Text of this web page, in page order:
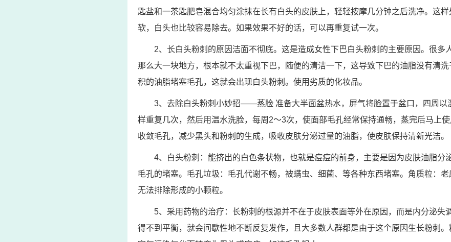
匙盐和一茶匙肥皂混合均匀涂抹在长有白头的皮肤上，轻轻按摩几分钟之后洗净。这
软，白头也比较容易除去。如果效果不好的话，可以再重复试一次。
2、长白头粉刺的原因洁面不彻底。这是造成女性下巴白头粉刺的主要原因。很多
那么大一块地方，根本就不太重视下巴，随便的清洁一下，这导致下巴的油脂没有清
积的油脂堵塞毛孔，这就会出现白头粉刺。使用劣质的化妆品。
3、去除白头粉刺小妙招——蒸脸 准备大半面盆热水，屏气将脸置于盆口，四周以
样重复几次，然后用温水洗脸，每周2～3次，使面部毛孔经常保持通畅，蒸完后马上
收敛毛孔，减少黑头和粉刺的生成，吸收皮肤分泌过量的油脂，使皮肤保持清新光洁。
4、白头粉刺：能挤出的白色条状物，也就是痘痘的前身，主要是因为皮肤油脂分
毛孔的堵塞。毛孔垃圾：毛孔代谢不畅，被螨虫、细菌、等各种东西堵塞。角质粒：
无法排除形成的小颗粒。
5、采用药物的治疗：长粉刺的根源并不在于皮肤表面等外在原因，而是内分泌失
得不到平衡，就会间歇性地不断反复发作，且大多数人群都是由于这个原因生长粉刺